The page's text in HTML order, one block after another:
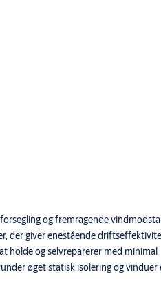
og fremragende
der giver enestående
holde og selvreparerer med minimal
øget statisk isolering og vinduer